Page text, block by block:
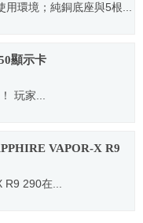
用環境；純銅底座與5根...
顯示卡
玩家...
VAPOR-X R9
R9 290在...